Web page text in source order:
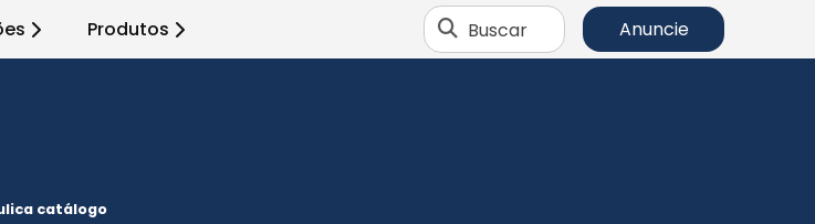
Produtos Buscar Anuncie
catálogo